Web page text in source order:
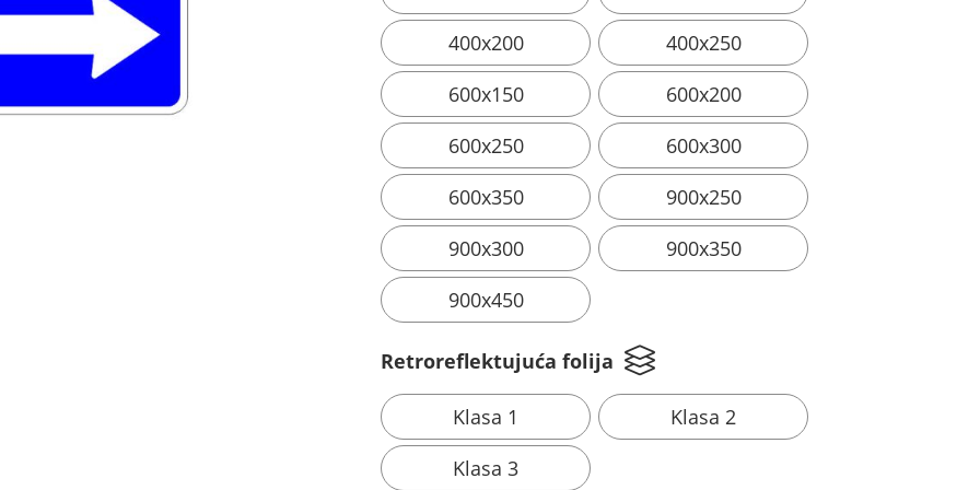
400x200
400x250
600x150
600x200
600x250
600x300
600x350
900x250
900x300
900x350
900x450
Retroreflektujuća folija
Klasa 1
Klasa 2
Klasa 3